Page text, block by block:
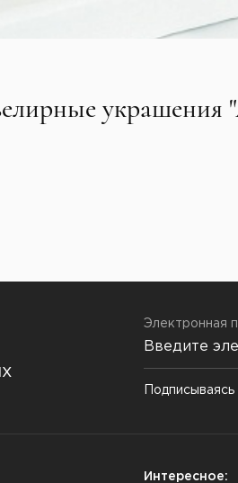
украшения
Электронная
Интересное: